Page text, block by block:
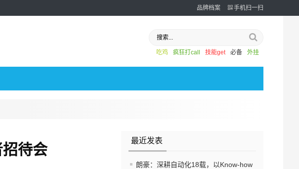
品牌档案 手机扫一扫
吃鸡 疯狂打call 技能get 必备 外挂
最近发表
朗豪：深耕自动化18载，以Know-how
招待会